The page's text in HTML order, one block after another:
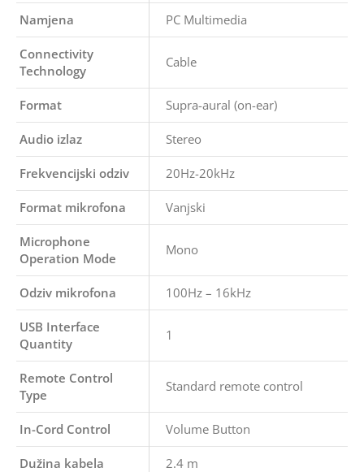
Namjena PC Multimedia
Connectivity
Technology
Cable
Format Supra-aural (on-ear)
Audio izlaz Stereo
Frekvencijski odziv 20Hz-20kHz
Format mikrofona Vanjski
Microphone
Operation Mode
Mono
Odziv mikrofona 100Hz – 16kHz
USB Interface
Quantity
1
Remote Control
Type
Standard remote control
In-Cord Control Volume Button
Dužina kabela 2.4 m